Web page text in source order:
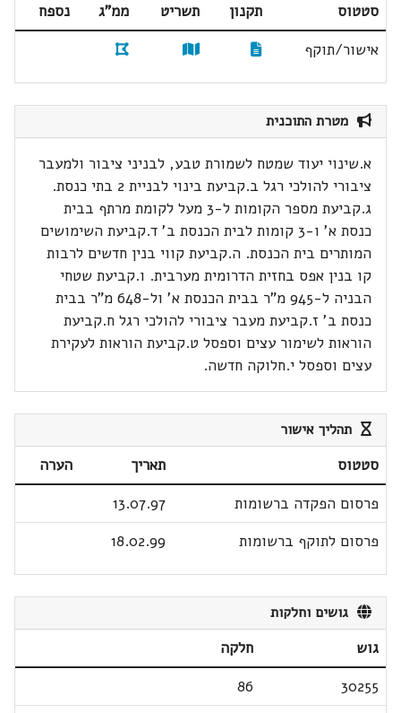
סטטוס תקנון תשריט ממ"ג
נספח
אישור/תוקף
מטרת התוכנית
א.שינוי יעוד שמטח לשמורת טבע, לבניני ציבור ולמעבר
ציבורי להולכי רגל ב.קביעת בינוי לבניית 2 בתי כנסת.
ג.קביעת מספר הקומות ל-3 מעל לקומת מרתף בבית
כנסת א' ו-3 קומות לבית הכנסת ב' ד.קביעת השימושים
המותרים בית הכנסת. ה.קביעת קווי בנין חדשים לרבות
קו בנין אפס בחזית הדרומית מערבית. ו.קביעת שטחי
הבניה ל-945 מ"ר בבית הכנסת א' ול-648 מ"ר בבית
כנסת ב' ז.קביעת מעבר ציבורי להולכי רגל ח.קביעת
הוראות לשימור עצים וספסל ט.קביעת הוראות לעקירת
עצים וספסל י.חלוקה חדשה.
תהליך אישור
סטטוס תאריך
הערה
פרסום הפקדה ברשומות
13.07.97
פרסום לתוקף ברשומות
18.02.99
גושים וחלקות
גוש
חלקה
30255
86